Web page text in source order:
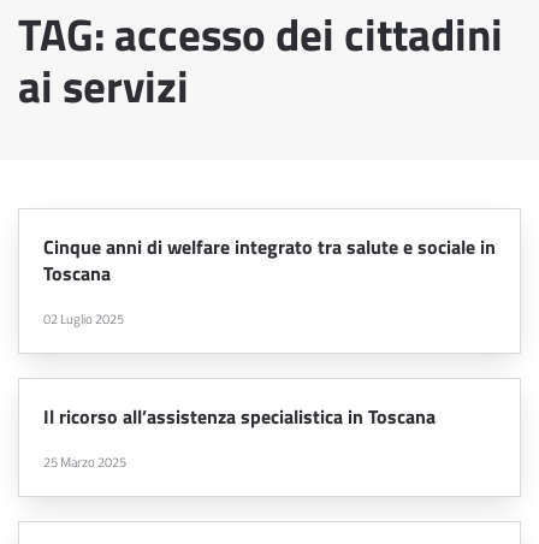
TAG: accesso dei cittadini
ai servizi
Cinque anni di welfare integrato tra salute e sociale in
Toscana
02 Luglio 2025
Il ricorso all’assistenza specialistica in Toscana
25 Marzo 2025